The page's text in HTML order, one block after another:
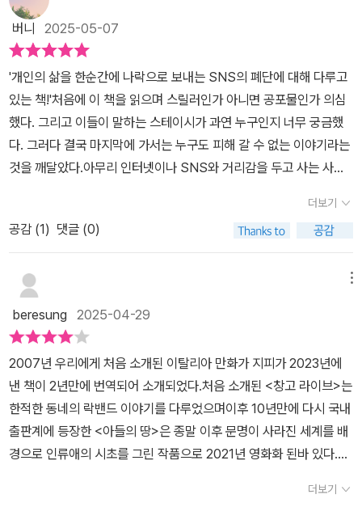
디어가 만든 새로운 형태의 공개 처형, 캔슬 컬처. 정의로운 사회를 구
현한다는 명분 아래 개인을 사회적으로 매장시키는 결과를 낳기도 합
니다.<스테이시>는 SNS 시대에 개인이 얼마나 쉽게 대중의 비난의
표적이 될 수 있는지, 트라우마를 경험한 개인이 자신의 고통을 어떻
게 내면화하고 그것을 통해 새로운 정체성을 형성해 나가는지 심리적
상태를 생생하게 보여줍니다.지피 작가는 사회적 정의의 이름으로 행
해지는 집단적 폭력의 모순을 들추어냅니다. 온라인에서 일어나는 대
있는지를요.지피 작가의 그림 스타일은 날카롭습니다. 지아니가 경험
하는 극단적인 감정 상태를 드러냅니다. 신경질적인 표정이 송곳처럼
찌르는 듯한 기분이라 불쾌감이 자리잡게 되지만 그렇기에 더욱 이
감정에 몰입하게 됩니다.전형적인 형식을 벗어나 텍스트 페이지로 변
화를 주고 있어 다채롭습니다. 빽빽한 그림과 텍스트로 강박적인 8컷
구성을 선보이면서도 때로는 자유로운 형식이 혼합되어 지아니의 혼
란스러운 심리 상태를 조화롭게 드러내고 있습니다.지피 작가는 자신
이 경험한 논란을 통해 표현의 자유와 사회적 책임 사이에서 느끼는
딜레마를 작품에 녹여냈습니다. 오늘날 너무나도 흔하게 벌어지는 일
들입니다.자신의 표현이 타인에게 미칠 영향을 어디까지 고려해야 하
는지, 대중은 그 발언을 어떻게 해석하고 반응해야 하는지. 작가는 캔
슬 컬처를 무조건적으로 비난하는 것이 아니라 복잡한 윤리적 질문들
속에서만 존재하는 그녀로 인해 존경받는 유명한 시나리오 작가로서
의 사회적 입지가 송두리째 날아갔다. 그리고 온 세상, 온 사람이 내리
는 온갖 비난과 질타를 마치 벌거벗은 채로 맞닥뜨려야만 했다. 현대
사회의 도덕적 위선과 공격 심리를 고발하는, 이 날선 작품의 작가는
'지피'이다. 이탈리아의 일러스트레이터이자 만화 작가인 그의 펜 끝
에서 시작된, 잔혹한 고발장은 친절하고 쉽지는 않다. 직관적인 내용
이 아니라 여러 서체로 작성된 글과 거친 그림으로 사람들의 심리와
행동 속에 감춰진 진실 혹은 의미를 드러내고 있다. 지아니와 또 다른
자아인 '악마'가 나누는 대화와 상황들, 스테이시를 향한 집착, 지아니
의 동료들이 '대참사 발언' 직후나 활동을 재개한 이후 보인 위선적인
넘쳐나는 세상이 마냥 가상에 머무르지 않는다는 걸 알기에 그럴 것
이다. 지피 작가는 '캔슬 컬처'로 '취소 문화' 혹은 '제거 문화'라는 현상
을 [스테이시] 작품으로 질문을 던지고 있다. 공개 인터뷰에서 '한마
디' 실수한 지아니와 돌아온 지아니 앞에서 틱톡 영상에 대한 소회와
잠재된 욕망을 드러낸 마우로 그리고 이를 카드로 쇼러너 자리를 꿰
찬 랄라를 견주어봤을 때 지아니가 매장당할 정도였나. 물론 사적인
자리와 공적인 자리라는 물리적 공간의 차이가 있겠지만 말이다. 단
한마디로 존경을 표하던 이들이 돌아서 비난의 화살을 맹렬히 쏟아붓
에게 순응하는 지아니의 모습 때문에 지아니와 악마가 그리던 폭발의
버니 2025-05-07
'개인의 삶을 한순간에 나락으로 보내는 SNS의 폐단에 대해 다루고
있는 책!'처음에 이 책을 읽으며 스릴러인가 아니면 공포물인가 의심
했다. 그리고 이들이 말하는 스테이시가 과연 누구인지 너무 궁금했
다. 그러다 결국 마지막에 가서는 누구도 피해 갈 수 없는 이야기라는
것을 깨달았다.아무리 인터넷이나 SNS와 거리감을 두고 사는 사람
는 이 어처구니없는 상황들에 대해 우리 모두 한 번쯤 생각해 봐야 하
지 않을까 하는 생각을 해본다.시대가 달라짐에 따라 사람들의 행동
방식과 가치관도 크게 달라졌다. 공감력은 급속히 떨어졌고, '나'만 챙
기는 이기주의 면모도 크게 늘었다.이런 상황에서 나와 다른 생각, 다
성 뒤에 숨어 누군가를 악의적으로 비방하고, 또 삶을 망가뜨리는 행
위들을 사람들은 이제 너무 아무렇지 행한다.(스테이시는 만화와 희
곡이 섞여있는 형태로 구성되어 있다.)그 대상자가 내가 될 수도 있다
는 것을 전혀 인지하지 못한 상태로, 마치 게임을 하듯이 나와 다른 생
각, 가치관을 가진 사람들을 글로 말로 하나씩 제거해 나간다.이 책에
서는 이런 행위를 '캔슬 컬처'라는 말로 표현하고 있는데, 주인공 지아
니를 통해 적나라한 현실을 제대로 보여준다.유명 인사로 잘나가던
지아니는 말 한마디로 사회와 자신이 속한 일원에서 배제되고, 이를
더보기
공감 (1) 댓글 (0)
beresung 2025-04-29
2007년 우리에게 처음 소개된 이탈리아 만화가 지피가 2023년에
낸 책이 2년만에 번역되어 소개되었다.처음 소개된 <창고 라이브>는
한적한 동네의 락밴드 이야기를 다루었으며이후 10년만에 다시 국내
출판계에 등장한 <아들의 땅>은 종말 이후 문명이 사라진 세계를 배
경으로 인류애의 시초를 그린 작품으로 2021년 영화화 된바 있다.그
만화책이 아니라 그래픽노블이라고 불린다.직역하면 그림으로 된 소
더보기